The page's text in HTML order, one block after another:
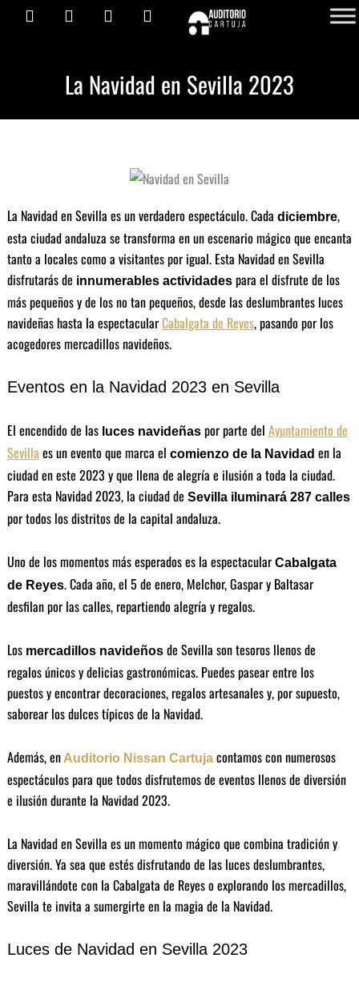
contenido
I
n
a
F
a
b
o
k
Y
o
b
L
i
e
d
i
n
La Navidad en Sevilla 2023
La Navidad en Sevilla es un verdadero espectáculo. Cada diciembre,
esta ciudad andaluza se transforma en un escenario mágico que encanta
tanto a locales como a visitantes por igual. Esta Navidad en Sevilla
disfrutarás de innumerables actividadespara el disfrute de los
más pequeños y de los no tan pequeños, desde las deslumbrantes luces
navideñas hasta la espectacularCabalgata de Reyes, pasando por los
acogedores mercadillos navideños.
Eventos en la Navidad 2023 en Sevilla
El encendido de las luces navideñaspor parte del Ayuntamiento de
Sevilla es un evento que marca el comienzo de la Navidad en la
ciudad en este 2023 y que llena de alegría e ilusión a toda la ciudad.
Para esta Navidad 2023, la ciudad de Sevilla iluminará 287 calles
por todos los distritos de la capital andaluza.
Uno de los momentos más esperados es la espectacularCabalgata
de Reyes. Cada año, el 5 de enero, Melchor, Gaspar y Baltasar
desfilan por las calles, repartiendo alegría y regalos.
Losmercadillos navideños de Sevilla son tesoros llenos de
regalos únicos y delicias gastronómicas. Puedes pasear entre los
puestos y encontrar decoraciones, regalos artesanales y, por supuesto,
saborear los dulces típicos de la Navidad.
Además, en Auditorio Nissan Cartujacontamos con numerosos
espectáculos para que todos disfrutemos de eventos llenos de diversión
e ilusión durante la Navidad 2023.
La Navidad en Sevilla es un momento mágico que combina tradición y
diversión. Ya sea que estés disfrutando de las luces deslumbrantes,
maravillándote con la Cabalgata de Reyes o explorando los mercadillos,
Sevilla te invita a sumergirte en la magia de la Navidad.
Luces de Navidad en Sevilla 2023